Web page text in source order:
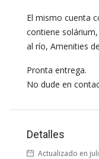
El mismo cuenta
contiene
al río, Amenities
Pronta entrega.
No dude en
Detalles
Actualizado en